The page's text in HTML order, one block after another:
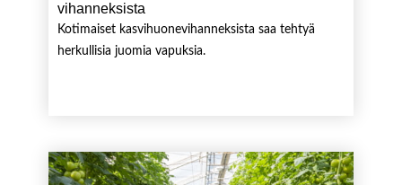
vihanneksista
Kotimaiset kasvihuonevihanneksista saa tehtyä
herkullisia juomia vapuksia.